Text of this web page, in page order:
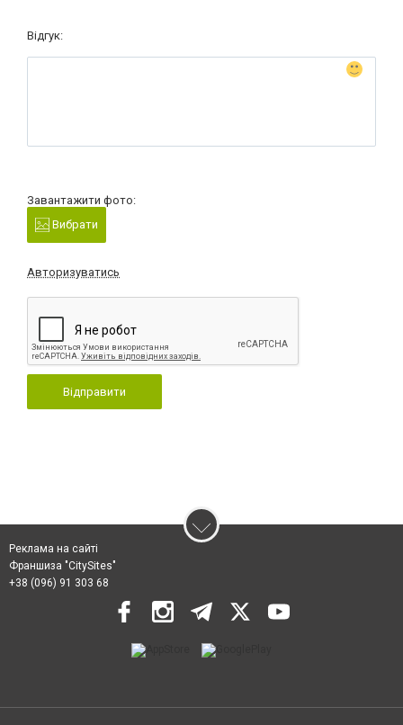
Відгук:
Завантажити фото:
Вибрати
Авторизуватись
Відправити
Реклама на сайті
Франшиза "CitySites"
+38 (096) 91 303 68